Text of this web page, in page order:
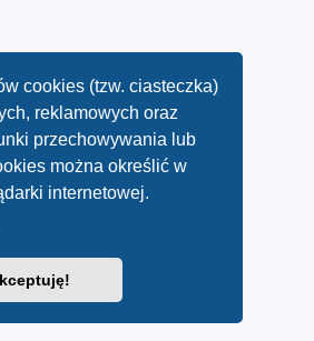
cookies (tzw. ciasteczka)
reklamowych oraz
przechowywania lub
można określić w
internetowej.